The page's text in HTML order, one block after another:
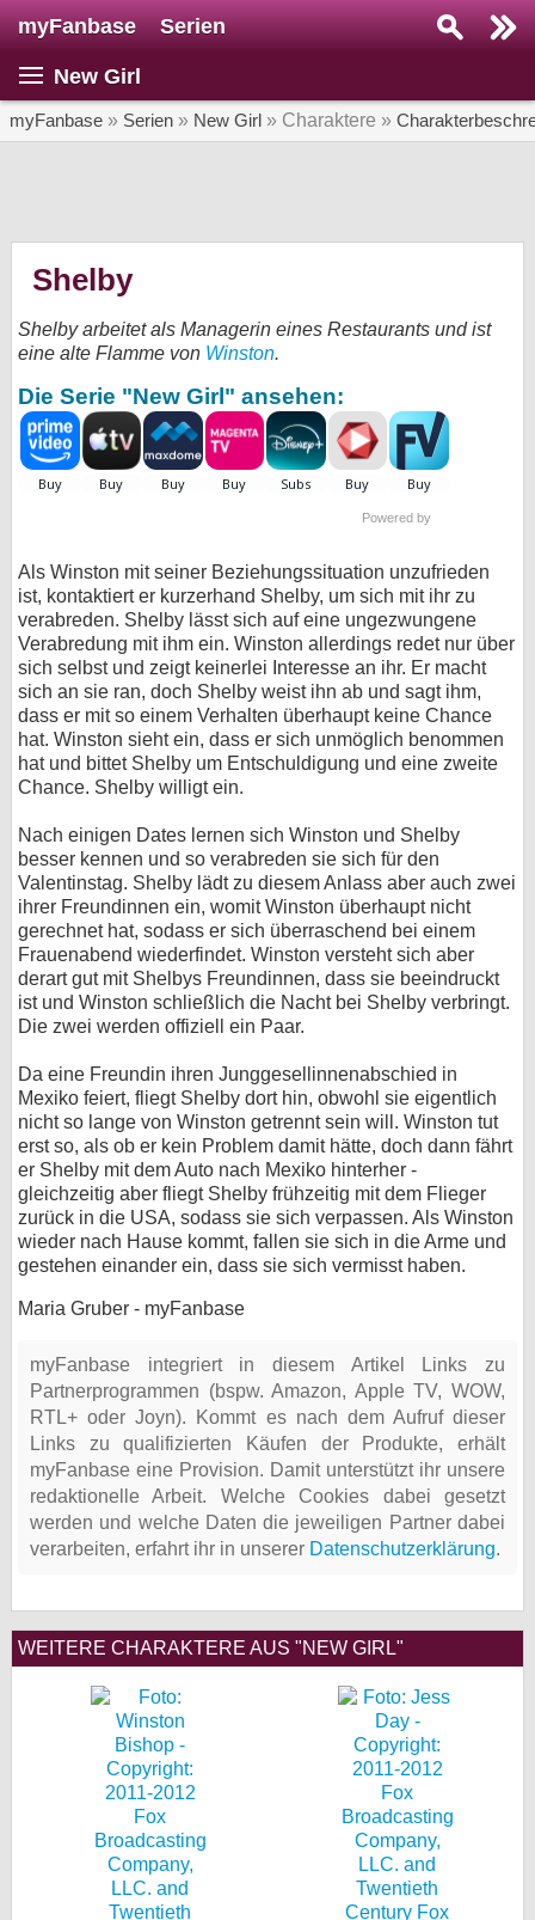
myFanbase Serien
New Girl
myFanbase » Serien » New Girl » Charaktere »
Shelby
Shelby arbeitet als Managerin eines Restaurants und ist
eine alte Flamme von Winston.
Die Serie "New Girl" ansehen:
Powered by
Als Winston mit seiner Beziehungssituation unzufrieden
ist, kontaktiert er kurzerhand Shelby, um sich mit ihr zu
verabreden. Shelby lässt sich auf eine ungezwungene
Verabredung mit ihm ein. Winston allerdings redet nur über
sich selbst und zeigt keinerlei Interesse an ihr. Er macht
sich an sie ran, doch Shelby weist ihn ab und sagt ihm,
dass er mit so einem Verhalten überhaupt keine Chance
hat. Winston sieht ein, dass er sich unmöglich benommen
hat und bittet Shelby um Entschuldigung und eine zweite
Chance. Shelby willigt ein.
Nach einigen Dates lernen sich Winston und Shelby
besser kennen und so verabreden sie sich für den
Valentinstag. Shelby lädt zu diesem Anlass aber auch zwei
ihrer Freundinnen ein, womit Winston überhaupt nicht
gerechnet hat, sodass er sich überraschend bei einem
Frauenabend wiederfindet. Winston versteht sich aber
derart gut mit Shelbys Freundinnen, dass sie beeindruckt
ist und Winston schließlich die Nacht bei Shelby verbringt.
Die zwei werden offiziell ein Paar.
Da eine Freundin ihren Junggesellinnenabschied in
Mexiko feiert, fliegt Shelby dort hin, obwohl sie eigentlich
nicht so lange von Winston getrennt sein will. Winston tut
erst so, als ob er kein Problem damit hätte, doch dann fährt
er Shelby mit dem Auto nach Mexiko hinterher -
gleichzeitig aber fliegt Shelby frühzeitig mit dem Flieger
zurück in die USA, sodass sie sich verpassen. Als Winston
wieder nach Hause kommt, fallen sie sich in die Arme und
gestehen einander ein, dass sie sich vermisst haben.
Maria Gruber - myFanbase
myFanbase integriert in diesem Artikel Links zu
Partnerprogrammen (bspw. Amazon, Apple TV, WOW,
RTL+ oder Joyn). Kommt es nach dem Aufruf dieser
Links zu qualifizierten Käufen der Produkte, erhält
myFanbase eine Provision. Damit unterstützt ihr unsere
redaktionelle Arbeit. Welche Cookies dabei gesetzt
werden und welche Daten die jeweiligen Partner dabei
verarbeiten, erfahrt ihr in unserer Datenschutzerklärung.
WEITERE CHARAKTERE AUS "NEW GIRL"
SERIEN
KULTUR
Specials
SERVICE
Gewinnspiele
bei X
bei Facebook
Kontakt
Nutzungsbedingungen
Datenschutz
Cookie-Einstellungen
Impressum
Desktop-Ansicht
myFanbase